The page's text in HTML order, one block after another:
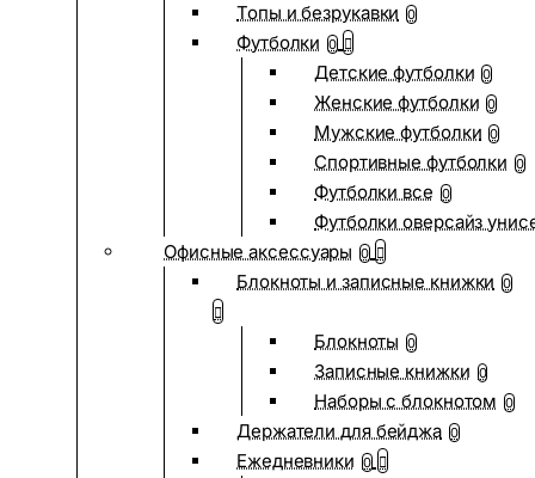
Топы и безрукавки 0
Футболки 0
Детские футболки 0
Женские футболки 0
Мужские футболки 0
Спортивные футболки 0
Футболки все 0
Футболки оверсайз
Офисные аксессуары 0
Блокноты и записные книжки 0
Блокноты 0
Записные книжки 0
Наборы с блокнотом 0
Держатели для бейджа 0
Ежедневники 0